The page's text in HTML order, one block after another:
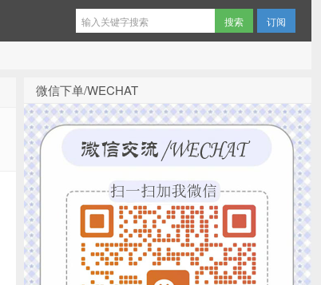
订阅
微信下单/WECHAT